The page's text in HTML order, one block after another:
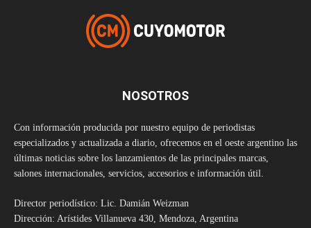
NOSOTROS
Con información producida por nuestro equipo de periodistas
especializados y actualizada a diario, ofrecemos en el oeste argentino las
últimas noticias sobre los lanzamientos de las principales marcas,
salones internacionales, servicios, accesorios e información útil.
Director periodístico: Lic. Damián Weizman
Dirección: Arístides Villanueva 430, Mendoza, Argentina